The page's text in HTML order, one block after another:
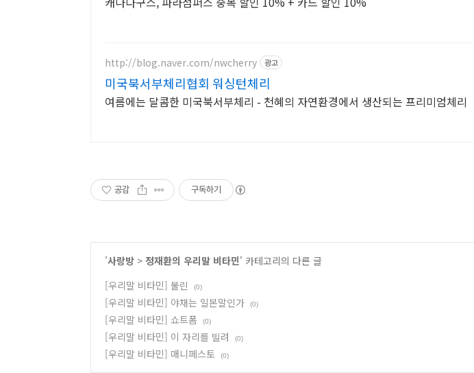
http://blog.naver.com/nwcherry 광고
미국북서부체리협회 워싱턴체리
여름에는 달콤한 미국북서부체리 - 천혜의 자연환경에서 생산되는 프리미엄체리
공감 구독하기
'사랑방 > 정재환의 우리말 비타민' 카테고리의 다른 글
[우리말 비타민] 불린
(0)
[우리말 비타민] 야채는 일본말인가 (0)
[우리말 비타민] 쇼트폼 (0)
[우리말 비타민] 이 자리를 빌려 (0)
[우리말 비타민] 매니페스토 (0)